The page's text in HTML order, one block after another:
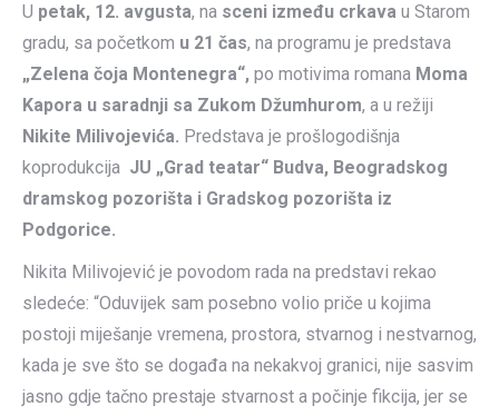
U petak, 12. avgusta, na sceni između crkava u Starom
gradu, sa početkom u 21 čas, na programu je predstava
„Zelena čoja Montenegra“, po motivima romana Moma
Kapora u saradnji sa Zukom Džumhurom, a u režiji
Nikite Milivojevića. Predstava je prošlogodišnja
koprodukcija JU „Grad teatar“ Budva, Beogradskog
dramskog pozorišta i Gradskog pozorišta iz
Podgorice.
Nikita Milivojević je povodom rada na predstavi rekao
sledeće: “Oduvijek sam posebno volio priče u kojima
postoji miješanje vremena, prostora, stvarnog i nestvarnog,
kada je sve što se događa na nekakvoj granici, nije sasvim
jasno gdje tačno prestaje stvarnost a počinje fikcija, jer se